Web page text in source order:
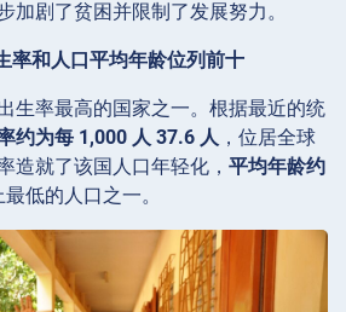
加剧了贫困并限制了发展努力。
率和人口平均年龄位列前十
生率最高的国家之一。根据最近的统
约为每 1,000 人 37.6 人 ，位居全球
造就了该国人口年轻化， 平均年龄约
最低的人口之一。